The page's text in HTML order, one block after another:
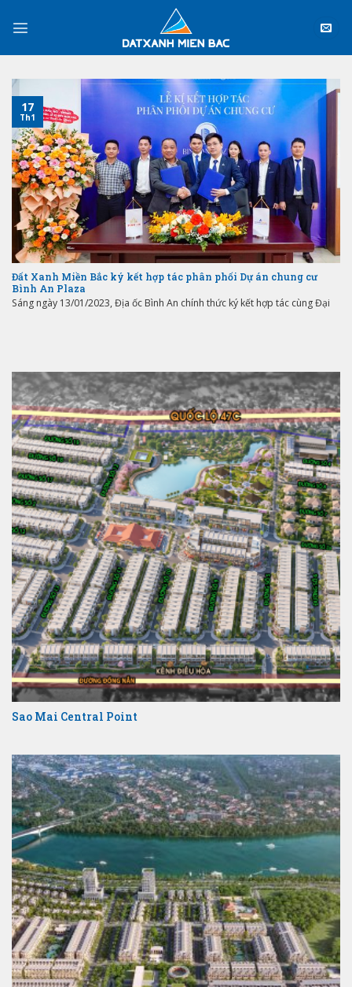
Đất Xanh Miền Bắc ký kết hợp tác phân phối Dự án chung cư
Bình An Plaza
Sáng ngày 13/01/2023, Địa ốc Bình An chính thức ký kết hợp tác cùng Đại
17
Th1
Sao Mai Central Point